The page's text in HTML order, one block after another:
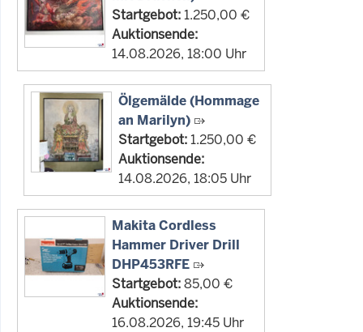
Startgebot:1.250,00 €
Auktionsende:
14.08.2026, 18:00 Uhr
Ölgemälde (Hommage
an Marilyn)
Startgebot:1.250,00 €
Auktionsende:
14.08.2026, 18:05 Uhr
Makita Cordless
Hammer Driver Drill
DHP453RFE
Startgebot:85,00 €
Auktionsende:
16.08.2026, 19:45 Uhr